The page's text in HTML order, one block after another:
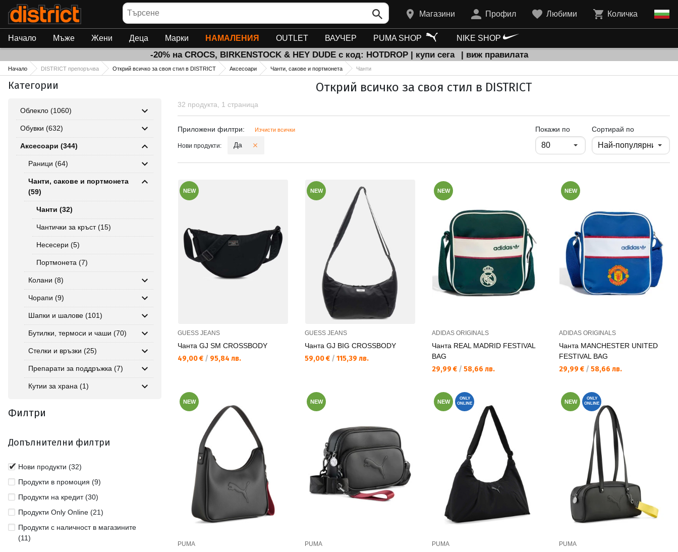
Търсене
Магазини Профил Любими Количка
Начало Мъже Жени Деца Марки НАМАЛЕНИЯ OUTLET ВАУЧЕР PUMA SHOP NIKE SHOP
-20% на CROCS, BIRKENSTOCK & HEY DUDE с код: HOTDROP | купи сега | виж правилата
Начало DISTRICT препоръчва Открий всичко за своя стил в DISTRICT Аксесоари Чанти, сакове и портмонета Чанти
Категории
Облекло (1060)
Обувки (632)
Аксесоари (344)
Раници (64)
Чанти, сакове и портмонета
(59)
Чанти (32)
Чантички за кръст (15)
Несесери (5)
Портмонета (7)
Колани (8)
Чорапи (9)
Шапки и шалове (101)
Бутилки, термоси и чаши (70)
Стелки и връзки (25)
Препарати за поддръжка (7)
Кутии за храна (1)
Филтри
Допълнителни филтри
Нови продукти (32)
Продукти в промоция (9)
Продукти на кредит (30)
Продукти Only Online (21)
Продукти с наличност в магазините
(11)
Открий всичко за своя стил в DISTRICT
32 продукта, 1 страница
Приложени филтри
Приложени филтри: Изчисти всички
Нови продукти: Да
Покажи попродукти на страница
Сортирай по
NEW
GUESS JEANS
Чанта GJ SM CROSSBODY
Текуща цена:
49,00 € / 95,84 лв.
NEW
GUESS JEANS
Чанта GJ BIG CROSSBODY
Текуща цена:
59,00 € / 115,39 лв.
NEW
ADIDAS ORIGINALS
Чанта REAL MADRID FESTIVAL
BAG
Текуща цена:
29,99 € / 58,66 лв.
NEW
ADIDAS ORIGINALS
Чанта MANCHESTER UNITED
FESTIVAL BAG
Текуща цена:
29,99 € / 58,66 лв.
NEW
PUMA
NEW
PUMA
NEW
ONLY
ONLINE
PUMA
NEW
ONLY
ONLINE
PUMA